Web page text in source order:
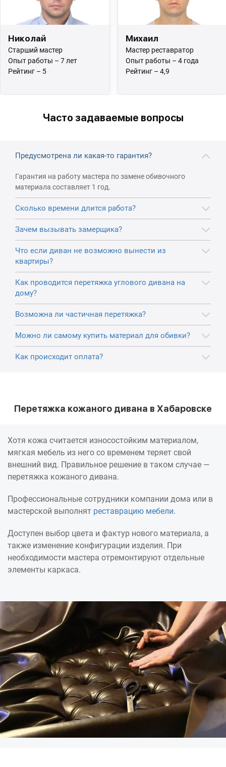
Николай
Старший мастер
Опыт работы – 7 лет
Рейтинг – 5
Михаил
Мастер реставратор
Опыт работы – 4 года
Рейтинг – 4,9
Часто задаваемые вопросы
Предусмотрена ли какая-то гарантия?
Гарантия на работу мастера по замене обивочного
материала составляет 1 год.
Сколько времени длится работа?
Зачем вызывать замерщика?
Что если диван не возможно вынести из
квартиры?
Как проводится перетяжка углового дивана на
дому?
Возможна ли частичная перетяжка?
Можно ли самому купить материал для обивки?
Как происходит оплата?
Перетяжка кожаного дивана в Хабаровске
Хотя кожа считается износостойким материалом,
мягкая мебель из него со временем теряет свой
внешний вид. Правильное решение в таком случае —
перетяжка кожаного дивана.
Профессиональные сотрудники компании дома или в
мастерской выполнят реставрацию мебели.
Доступен выбор цвета и фактур нового материала, а
также изменение конфигурации изделия. При
необходимости мастера отремонтируют отдельные
элементы каркаса.